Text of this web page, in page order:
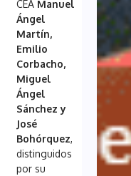
CEA Manuel
Ángel
Martín,
Emilio
Corbacho,
Miguel
Ángel
Sánchez y
José
Bohórquez,
distinguidos
por su